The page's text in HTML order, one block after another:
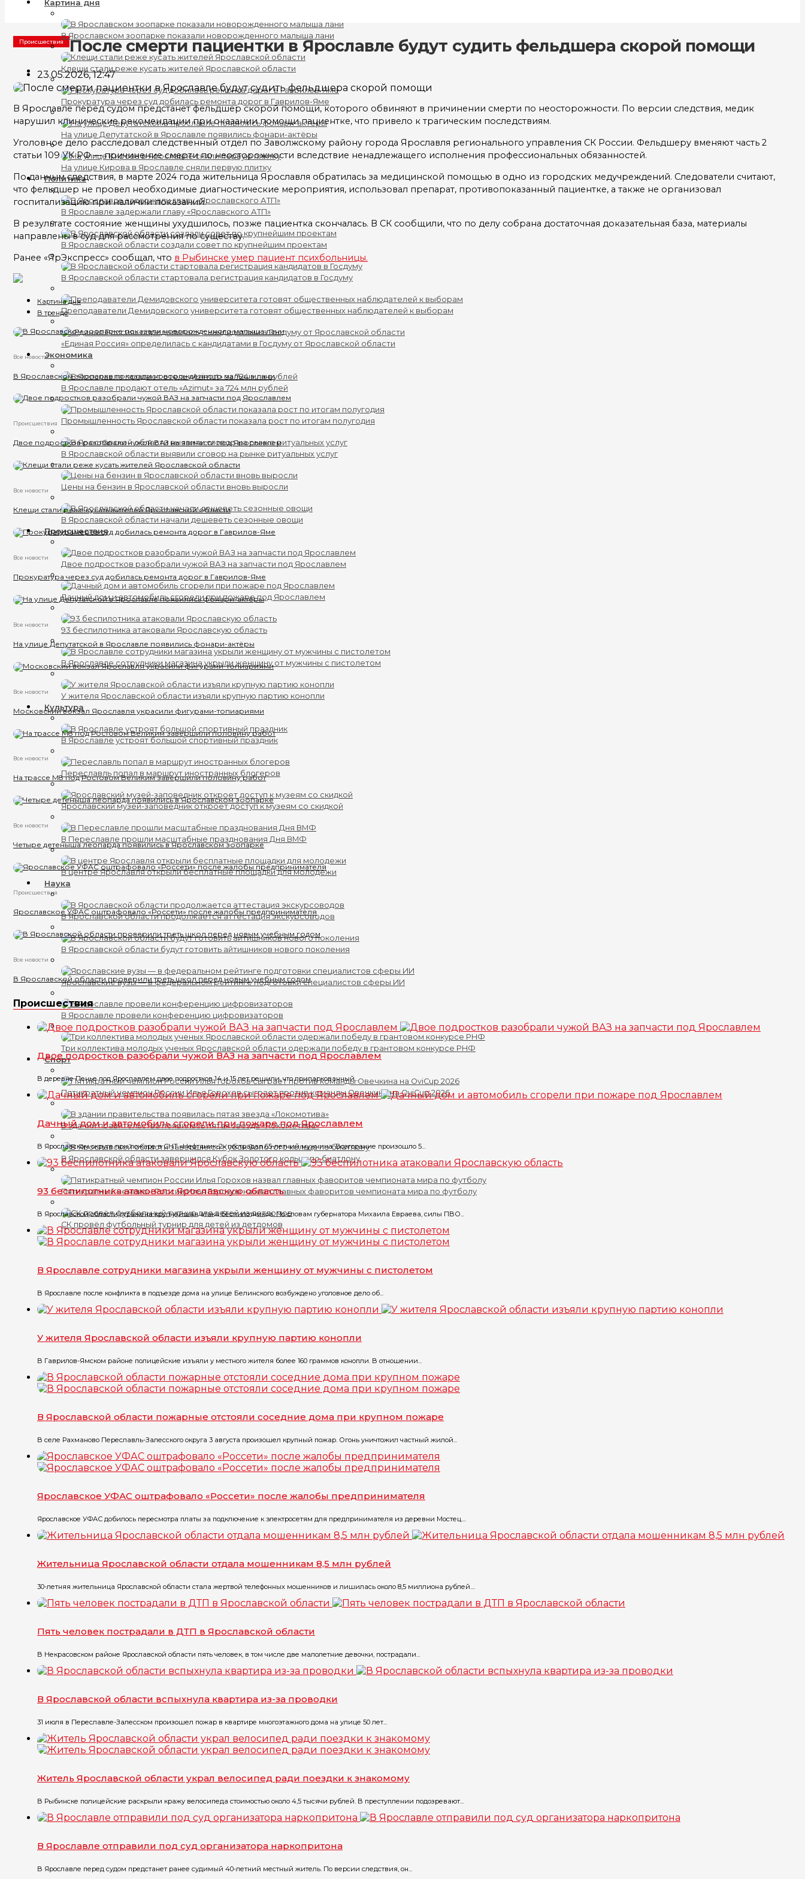
Картина дня
В Ярославском зоопарке показали новорожденного малыша лани
Клещи стали реже кусать жителей Ярославской области
Прокуратура через суд добилась ремонта дорог в Гаврилов-Яме
На улице Депутатской в Ярославле появились фонари-актёры
На улице Кирова в Ярославле сняли первую плитку
Политика
В Ярославле задержали главу «Ярославского АТП»
В Ярославской области создали совет по крупнейшим проектам
В Ярославской области стартовала регистрация кандидатов в Госдуму
Преподаватели Демидовского университета готовят общественных наблюдателей к выборам
«Единая Россия» определилась с кандидатами в Госдуму от Ярославской области
Экономика
В Ярославле продают отель «Azimut» за 724 млн рублей
Промышленность Ярославской области показала рост по итогам полугодия
В Ярославской области выявили сговор на рынке ритуальных услуг
Цены на бензин в Ярославской области вновь выросли
В Ярославской области начали дешеветь сезонные овощи
Происшествия
Двое подростков разобрали чужой ВАЗ на запчасти под Ярославлем
Дачный дом и автомобиль сгорели при пожаре под Ярославлем
93 беспилотника атаковали Ярославскую область
В Ярославле сотрудники магазина укрыли женщину от мужчины с пистолетом
У жителя Ярославской области изъяли крупную партию конопли
Культура
В Ярославле устроят большой спортивный праздник
Переславль попал в маршрут иностранных блогеров
Ярославский музей-заповедник откроет доступ к музеям со скидкой
В Переславле прошли масштабные празднования Дня ВМФ
В центре Ярославля открыли бесплатные площадки для молодежи
Наука
В Ярославской области продолжается аттестация экскурсоводов
В Ярославской области будут готовить айтишников нового поколения
Ярославские вузы — в федеральном рейтинге подготовки специалистов сферы ИИ
В Ярославле провели конференцию цифровизаторов
Три коллектива молодых ученых Ярославской области одержали победу в грантовом конкурсе РНФ
Спорт
Пятикратный чемпион России Илья Горохов сыграет против команды Овечкина на OviCup 2026
В здании правительства появилась пятая звезда «Локомотива»
В Ярославской области завершился Кубок Золотого кольца по биатлону
Пятикратный чемпион России Илья Горохов назвал главных фаворитов чемпионата мира по футболу
СК провёл футбольный турнир для детей из детдомов
Происшествия После смерти пациентки в Ярославле будут судить фельдшера скорой помощи
23.05.2026, 12:47
В Ярославле перед судом предстанет фельдшер скорой помощи, которого обвиняют в причинении смерти по неосторожности. По версии следствия, медик
нарушил клинические рекомендации при оказании помощи пациентке, что привело к трагическим последствиям.
Уголовное дело расследовал следственный отдел по Заволжскому району города Ярославля регионального управления СК России. Фельдшеру вменяют часть 2
статьи 109 УК РФ — причинение смерти по неосторожности вследствие ненадлежащего исполнения профессиональных обязанностей.
По данным следствия, в марте 2024 года жительница Ярославля обратилась за медицинской помощью в одно из городских медучреждений. Следователи считают,
что фельдшер не провел необходимые диагностические мероприятия, использовал препарат, противопоказанный пациентке, а также не организовал
госпитализацию при наличии показаний.
В результате состояние женщины ухудшилось, позже пациентка скончалась. В СК сообщили, что по делу собрана достаточная доказательная база, материалы
направлены в суд для рассмотрения по существу.
Ранее «ЯрЭкспресс» сообщал, что в Рыбинске умер пациент психбольницы.
Картина дня
В тренде
Все новости
В Ярославском зоопарке показали новорожденного малыша лани
Происшествия
Двое подростков разобрали чужой ВАЗ на запчасти под Ярославлем
Все новости
Клещи стали реже кусать жителей Ярославской области
Все новости
Прокуратура через суд добилась ремонта дорог в Гаврилов-Яме
Все новости
На улице Депутатской в Ярославле появились фонари-актёры
Все новости
Московский вокзал Ярославля украсили фигурами-топиариями
Все новости
На трассе М8 под Ростовом Великим завершили половину работ
Все новости
Четыре детеныша леопарда появились в Ярославском зоопарке
Происшествия
Ярославское УФАС оштрафовало «Россети» после жалобы предпринимателя
Все новости
В Ярославской области проверили треть школ перед новым учебным годом
Происшествия
Двое подростков разобрали чужой ВАЗ на запчасти под Ярославлем
В деревне Пенье под Ярославлем двое подростков 14 и 15 лет решили, что припаркованный...
Дачный дом и автомобиль сгорели при пожаре под Ярославлем
В Ярославском округе при пожаре в СНТ «Нефтяник-2» пострадал 65-летний мужчина. Возгорание произошло 5...
93 беспилотника атаковали Ярославскую область
В Ярославской области отражена крупнейшая атака беспилотников. По словам губернатора Михаила Евраева, силы ПВО...
В Ярославле сотрудники магазина укрыли женщину от мужчины с пистолетом
В Ярославле после конфликта в подъезде дома на улице Белинского возбуждено уголовное дело об...
У жителя Ярославской области изъяли крупную партию конопли
В Гаврилов-Ямском районе полицейские изъяли у местного жителя более 160 граммов конопли. В отношении...
В Ярославской области пожарные отстояли соседние дома при крупном пожаре
В селе Рахманово Переславль-Залесского округа 3 августа произошел крупный пожар. Огонь уничтожил частный жилой...
Ярославское УФАС оштрафовало «Россети» после жалобы предпринимателя
Ярославское УФАС добилось пересмотра платы за подключение к электросетям для предпринимателя из деревни Мостец....
Жительница Ярославской области отдала мошенникам 8,5 млн рублей
30-летняя жительница Ярославской области стала жертвой телефонных мошенников и лишилась около 8,5 миллиона рублей....
Пять человек пострадали в ДТП в Ярославской области
В Некрасовском районе Ярославской области пять человек, в том числе две малолетние девочки, пострадали...
В Ярославской области вспыхнула квартира из-за проводки
31 июля в Переславле-Залесском произошел пожар в квартире многоэтажного дома на улице 50 лет...
Житель Ярославской области украл велосипед ради поездки к знакомому
В Рыбинске полицейские раскрыли кражу велосипеда стоимостью около 4,5 тысячи рублей. В преступлении подозревают...
В Ярославле отправили под суд организатора наркопритона
В Ярославле перед судом предстанет ранее судимый 40-летний местный житель. По версии следствия, он...